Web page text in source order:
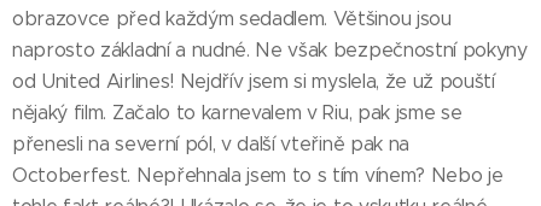
obrazovce před každým sedadlem. Většinou jsou
naprosto základní a nudné. Ne však bezpečnostní pokyny
od United Airlines! Nejdřív jsem si myslela, že už pouští
nějaký film. Začalo to karnevalem v Riu, pak jsme se
přenesli na severní pól, v další vteřině pak na
Octoberfest. Nepřehnala jsem to s tím vínem? Nebo je